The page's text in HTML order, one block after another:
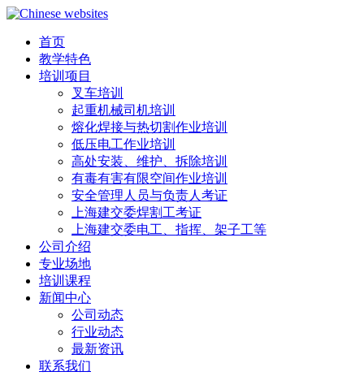
首页
教学特色
培训项目
叉车培训
起重机械司机培训
熔化焊接与热切割作业培训
低压电工作业培训
高处安装、维护、拆除培训
有毒有害有限空间作业培训
安全管理人员与负责人考证
上海建交委焊割工考证
上海建交委电工、指挥、架子工等
公司介绍
专业场地
培训课程
新闻中心
公司动态
行业动态
最新资讯
联系我们